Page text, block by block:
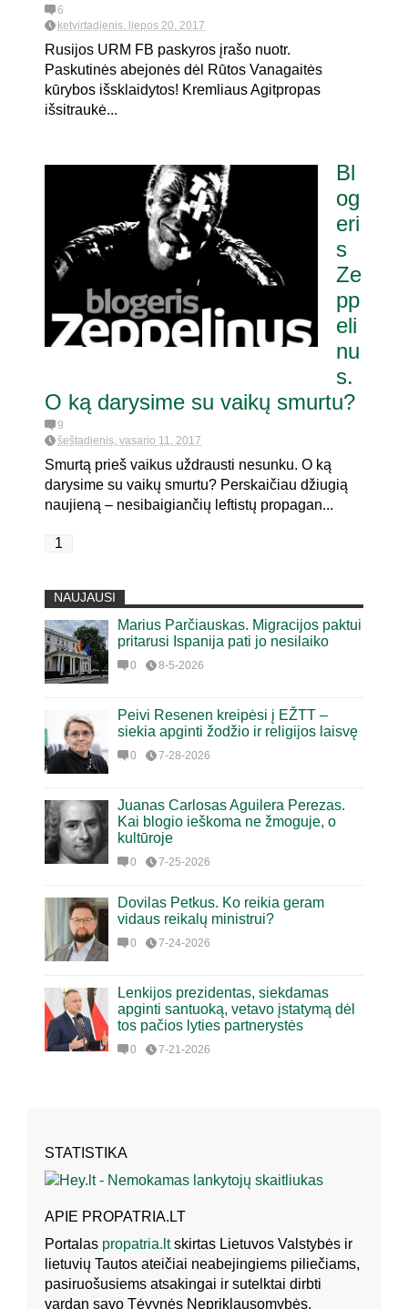
6
ketvirtadienis, liepos 20, 2017
Rusijos URM FB paskyros įrašo nuotr.
Paskutinės abejonės dėl Rūtos Vanagaitės
kūrybos išsklaidytos! Kremliaus Agitpropas
išsitraukė...
Bl
og
eri
s
Ze
pp
eli
nu
s.
O ką darysime su vaikų smurtu?
9
šeštadienis, vasario 11, 2017
Smurtą prieš vaikus uždrausti nesunku. O ką
darysime su vaikų smurtu? Perskaičiau džiugią
naujieną – nesibaigiančių leftistų propagan...
1
NAUJAUSI
Marius Parčiauskas. Migracijos paktui
pritarusi Ispanija pati jo nesilaiko
0 8-5-2026
Peivi Resenen kreipėsi į EŽTT –
siekia apginti žodžio ir religijos laisvę
0 7-28-2026
Juanas Carlosas Aguilera Perezas.
Kai blogio ieškoma ne žmoguje, o
kultūroje
0 7-25-2026
Dovilas Petkus. Ko reikia geram
vidaus reikalų ministrui?
0 7-24-2026
Lenkijos prezidentas, siekdamas
apginti santuoką, vetavo įstatymą dėl
tos pačios lyties partnerystės
0 7-21-2026
STATISTIKA
APIE PROPATRIA.LT
Portalas propatria.ltskirtas Lietuvos Valstybės ir
lietuvių Tautos ateičiai neabejingiems piliečiams,
pasiruošusiems atsakingai ir sutelktai dirbti
vardan savo Tėvynės Nepriklausomybės,